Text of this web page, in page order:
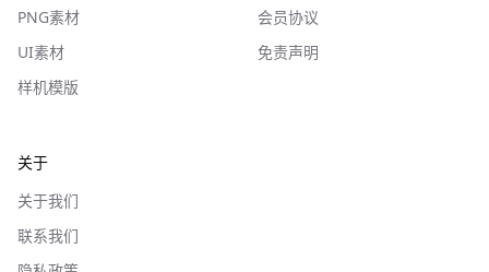
PNG素材
UI素材
样机模版
会员协议
免责声明
关于
关于我们
联系我们